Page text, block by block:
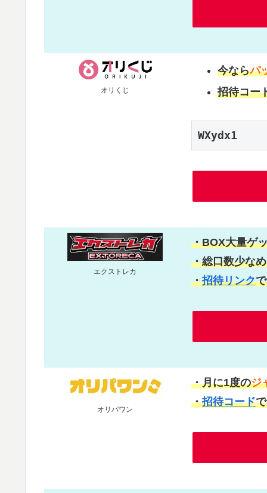
オリくじ
今ならパ
招待コー
WXydx1
エクストレカ
・BOX大量ゲ
・総口数少な
・招待リンクで
オリパワン
・月に1度のジ
・招待コードで